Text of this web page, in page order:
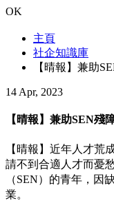
OK
主頁
社企知識庫
【晴報】兼助
14 Apr, 2023
【晴報】兼助SEN殘
【晴報】近年人才荒
請不到合適人才而憂
（SEN）的青年，因
業。